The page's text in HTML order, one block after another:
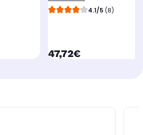
4.1/5 (8)
currentPrice
47,72€